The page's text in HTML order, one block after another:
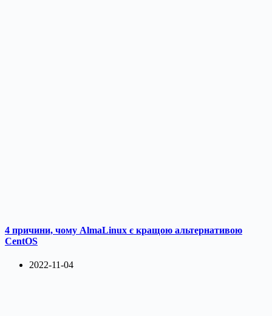
4 причини, чому AlmaLinux є кращою альтернативою
CentOS
2022-11-04